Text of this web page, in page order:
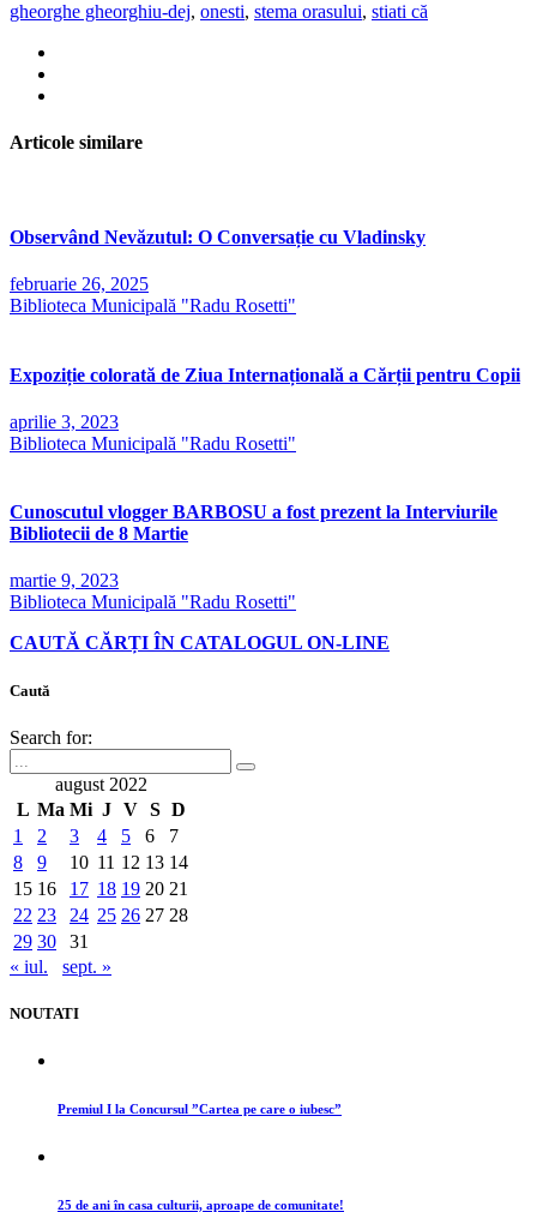
gheorghe gheorghiu-dej, onesti, stema orasului, stiati că
Articole similare
Observând Nevăzutul: O Conversație cu Vladinsky
februarie 26, 2025
Biblioteca Municipală "Radu Rosetti"
Expoziție colorată de Ziua Internațională a Cărții pentru Copii
aprilie 3, 2023
Biblioteca Municipală "Radu Rosetti"
Cunoscutul vlogger BARBOSU a fost prezent la Interviurile
Bibliotecii de 8 Martie
martie 9, 2023
Biblioteca Municipală "Radu Rosetti"
CAUTĂ CĂRȚI ÎN CATALOGUL ON-LINE
Caută
Search for:
august 2022
L Ma Mi J V S D
1
2 3 4 5 6
7
8
9 10 11 12 13 14
15 16 17 18 19 20 21
22 23 24 25 26 27 28
29 30
31
« iul.
sept. »
NOUTATI
Premiul I la Concursul ”Cartea pe care o iubesc”
25 de ani în casa culturii, aproape de comunitate!